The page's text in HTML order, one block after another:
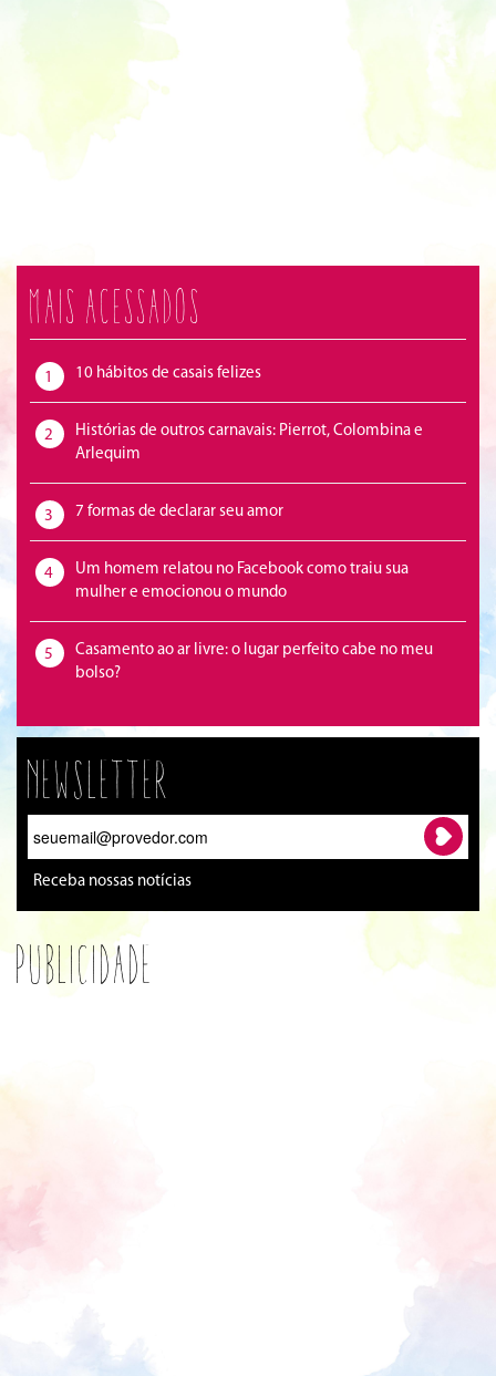
Mais acessados
1 10 hábitos de casais felizes
2
Histórias de outros carnavais: Pierrot, Colombina e
Arlequim
3 7 formas de declarar seu amor
4
Um homem relatou no Facebook como traiu sua
mulher e emocionou o mundo
5
Casamento ao ar livre: o lugar perfeito cabe no meu
bolso?
Newsletter
Receba nossas notícias
Publicidade